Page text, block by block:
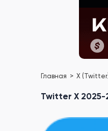
Главная X
Twitter X 2025-